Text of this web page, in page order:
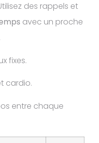
des rappels et
avec un proche
fixes.
cardio.
entre chaque